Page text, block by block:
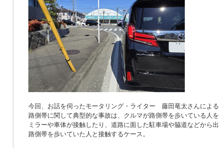
今回、お話を伺ったモータリング・ライター 藤田竜太さんによ
路側帯に関して典型的な事故は、クルマが路側帯を歩いている人
ミラーや車体が接触したり、道路に面した駐車場や脇道などから
路側帯を歩いていた人と接触するケース。